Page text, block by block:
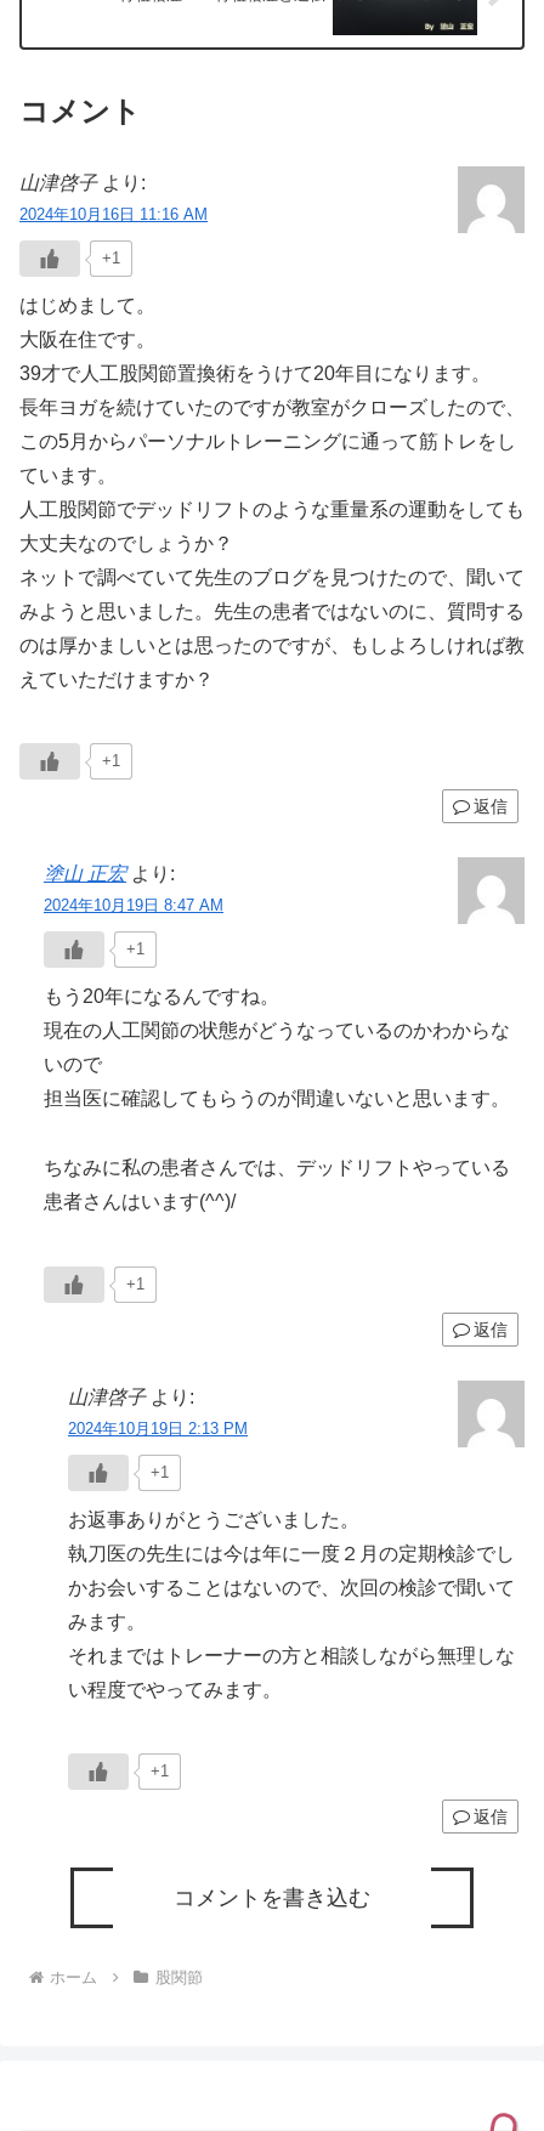
コメント
山津啓子 より:
2024年10月16日 11:16 AM
+1
はじめまして。
大阪在住です。
39才で人工股関節置換術をうけて20年目になります。
長年ヨガを続けていたのですが教室がクローズしたので、
この5月からパーソナルトレーニングに通って筋トレをし
ています。
人工股関節でデッドリフトのような重量系の運動をしても
大丈夫なのでしょうか？
ネットで調べていて先生のブログを見つけたので、聞いて
みようと思いました。先生の患者ではないのに、質問する
のは厚かましいとは思ったのですが、もしよろしければ教
えていただけますか？
+1
返信
塗山 正宏 より:
2024年10月19日 8:47 AM
+1
もう20年になるんですね。
現在の人工関節の状態がどうなっているのかわからな
いので
担当医に確認してもらうのが間違いないと思います。
ちなみに私の患者さんでは、デッドリフトやっている
患者さんはいます(^^)/
+1
返信
山津啓子 より:
2024年10月19日 2:13 PM
+1
お返事ありがとうございました。
執刀医の先生には今は年に一度２月の定期検診でし
かお会いすることはないので、次回の検診で聞いて
みます。
それまではトレーナーの方と相談しながら無理しな
い程度でやってみます。
+1
返信
コメントを書き込む
ホーム 股関節